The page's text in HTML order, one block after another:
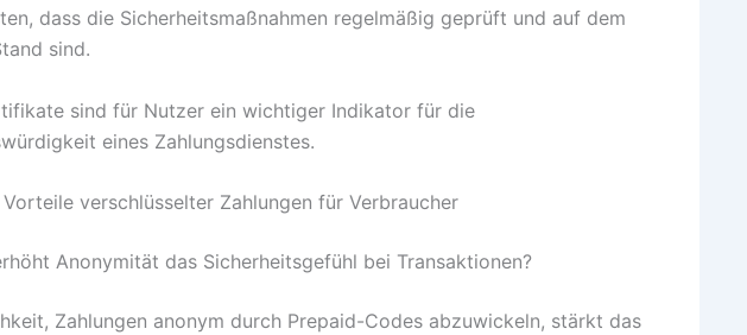
dass die Sicherheitsmaßnahmen regelmäßig geprüft und auf dem
sind.
sind für Nutzer ein wichtiger Indikator für die
eines Zahlungsdienstes.
verschlüsselter Zahlungen für Verbraucher
Anonymität das Sicherheitsgefühl bei Transaktionen?
Zahlungen anonym durch Prepaid-Codes abzuwickeln, stärkt das